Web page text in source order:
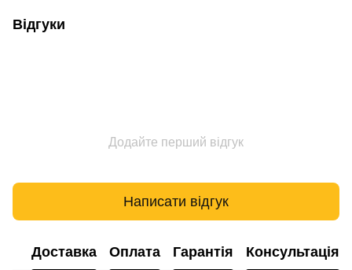
Відгуки
Додайте перший відгук
Написати відгук
Доставка Оплата Гарантія Консультація